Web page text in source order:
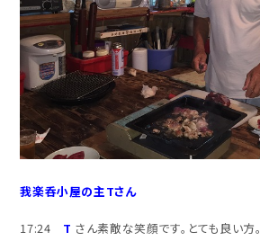
我楽呑小屋の主Tさん
17:24 T さん素敵な笑顔です。とても良い方。